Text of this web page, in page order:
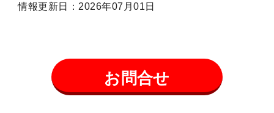
情報更新日：2026年07月01日
お問合せ